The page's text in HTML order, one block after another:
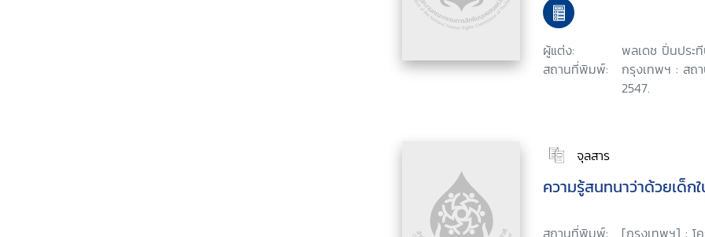
ผู้แต่ง:
พลเดช ปิ่นประ
สถานที่พิมพ์:
กรุงเทพฯ : ส
2547.
จุลสาร
ความรู้สนทนาว่าด้วยเด็ก
สถานที่พิมพ์: [กรุงเทพฯ] : โ